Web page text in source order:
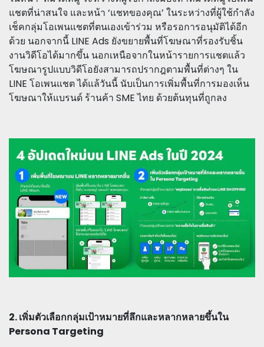
แชตที่น่าสนใจ และหน้า ‘แชทของคุณ’ ในระหว่างที่ผู้ใช้กำลัง
เช็คกลุ่มโอเพนแชตที่ตนเองเข้าร่วม หรือรอการอนุมัติได้อีก
ด้วย นอกจากนี้ LINE Ads ยังขยายพื้นที่โฆษณาที่รองรับชิ้น
งานวิดีโอได้มากขึ้น นอกเหนือจากในหน้ารายการแชตแล้ว
โฆษณารูปแบบวิดีโอยังสามารถปรากฎตามพื้นที่ต่างๆ ใน
LINE โอเพนแชต ได้แล้วันนี้ นับเป็นการเพิ่มพื้นที่การมองเห็น
โฆษณาให้แบรนด์ ร้านค้า SME ไทย ด้วยต้นทุนที่ถูกลง
2. เพิ่มตัวเลือกกลุ่มเป้าหมายที่ลึกและหลากหลายขึ้นใน
Persona Targeting